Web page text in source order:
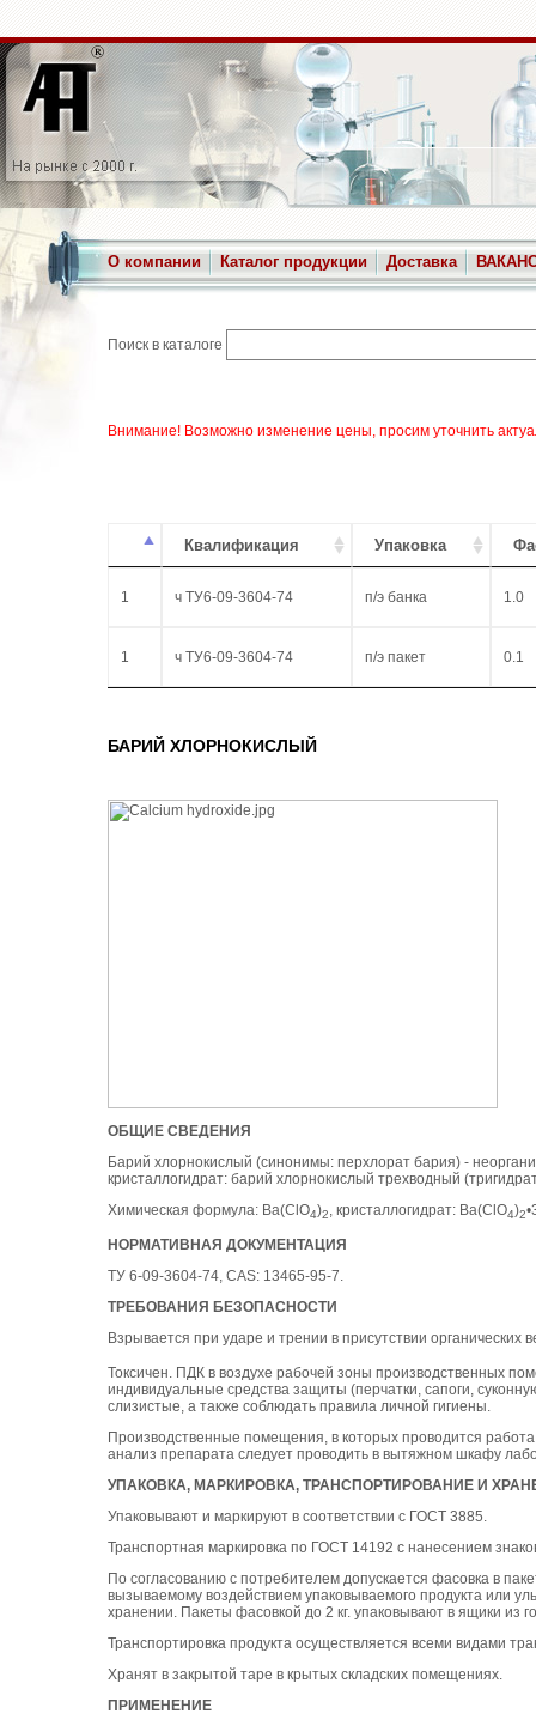
О компании Каталог продукции Доставка
Поиск в каталоге
Внимание! Возможно изменение цены, просим уточнить
Квалификация Упаковка
1 ч ТУ6-09-3604-74 п/э банка 1.0
1 ч ТУ6-09-3604-74 п/э пакет 0.1
БАРИЙ ХЛОРНОКИСЛЫЙ
ОБЩИЕ СВЕДЕНИЯ
Барий хлорнокислый (синонимы: перхлорат бария) -
кристаллогидрат: барий хлорнокислый трехводный
Химическая формула: Ba(ClO4)2, кристаллогидрат: Ba(ClO4)2
НОРМАТИВНАЯ ДОКУМЕНТАЦИЯ
ТУ 6-09-3604-74, CAS: 13465-95-7.
ТРЕБОВАНИЯ БЕЗОПАСНОСТИ
Взрывается при ударе и трении в присутствии органических
Токсичен. ПДК в воздухе рабочей зоны производственных
индивидуальные средства защиты (перчатки, сапоги,
слизистые, а также соблюдать правила личной гигиены.
Производственные помещения, в которых проводится
анализ препарата следует проводить в вытяжном шкафу
УПАКОВКА, МАРКИРОВКА, ТРАНСПОРТИРОВАНИЕ И
Упаковывают и маркируют в соответствии с ГОСТ 3885.
Транспортная маркировка по ГОСТ 14192 с нанесением
По согласованию с потребителем допускается фасовка в
вызываемому воздействием упаковываемого продукта или
хранении. Пакеты фасовкой до 2 кг. упаковывают в ящики из
Транспортировка продукта осуществляется всеми видами
Хранят в закрытой таре в крытых складских помещениях.
ПРИМЕНЕНИЕ